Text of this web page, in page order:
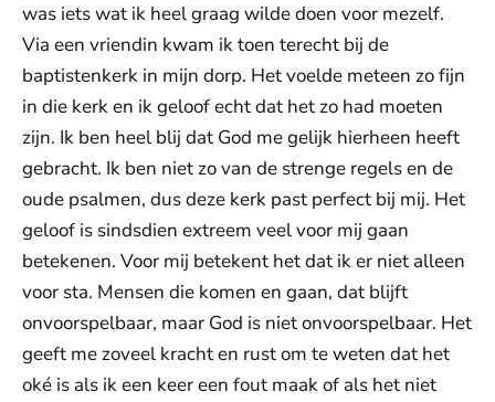
was iets wat ik heel graag wilde doen voor mezelf.
Via een vriendin kwam ik toen terecht bij de
baptistenkerk in mijn dorp. Het voelde meteen zo fijn
in die kerk en ik geloof echt dat het zo had moeten
zijn. Ik ben heel blij dat God me gelijk hierheen heeft
gebracht. Ik ben niet zo van de strenge regels en de
oude psalmen, dus deze kerk past perfect bij mij. Het
geloof is sindsdien extreem veel voor mij gaan
betekenen. Voor mij betekent het dat ik er niet alleen
voor sta. Mensen die komen en gaan, dat blijft
onvoorspelbaar, maar God is niet onvoorspelbaar. Het
geeft me zoveel kracht en rust om te weten dat het
oké is als ik een keer een fout maak of als het niet